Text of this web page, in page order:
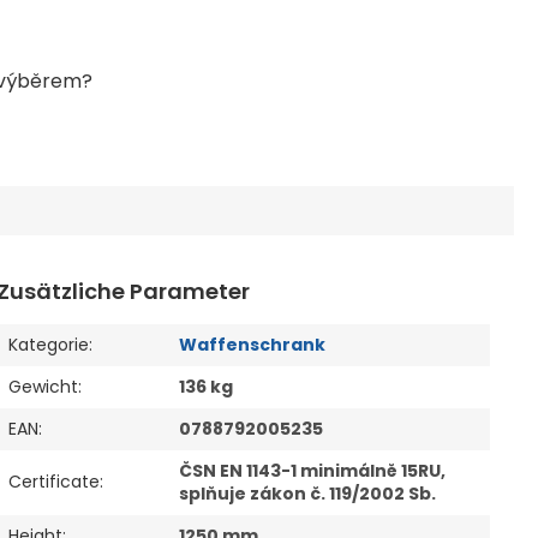
Parameter
Kategorie:
Waffenschrank
Gewicht:
136 kg
EAN: 0788792005235
Certificate:
ČSN EN 1143-1 minimálně 15RU,
splňuje zákon č. 119/2002 Sb.